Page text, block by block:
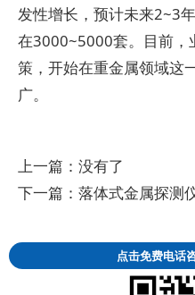
发性增长，预计未来2~3
在3000~5000套。目前，
策，开始在重金属领域这
广。
上一篇：没有了
下一篇： 落体式金属探测
点击免费电话